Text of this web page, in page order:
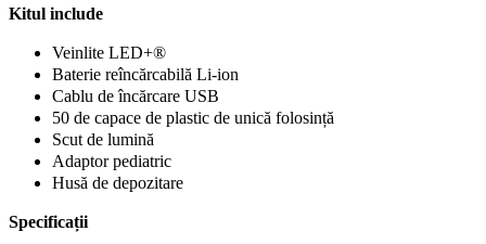
Kitul include
Veinlite LED+®
Baterie reîncărcabilă Li-ion
Cablu de încărcare USB
50 de capace de plastic de unică folosință
Scut de lumină
Adaptor pediatric
Husă de depozitare
Specificații